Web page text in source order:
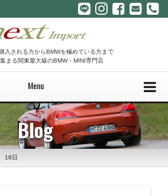
入される方からBMWを極めている方まで
まる関東最大級のBMW・MINI専門店
Menu
Blog
18日